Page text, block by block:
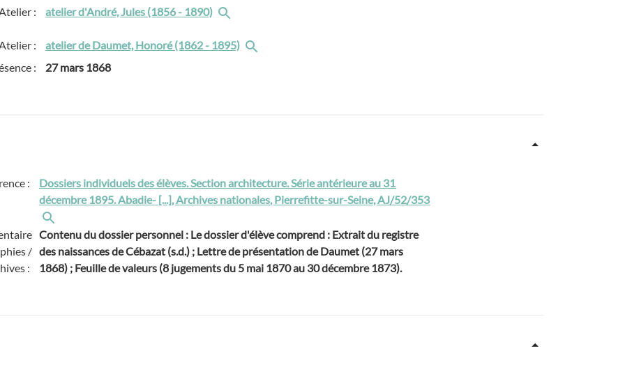
: atelier d'André, Jules (1856 - 1890)
:
atelier de Daumet, Honoré (1862 - 1895)
:
27 mars 1868
:
Dossiers individuels des élèves. Section architecture. Série antérieure au 31
décembre 1895. Abadie- [...], Archives nationales, Pierrefitte-sur-Seine, AJ/52/353
/
:
Contenu du dossier personnel : Le dossier d'élève comprend : Extrait du registre
des naissances de Cébazat (s.d.) ; Lettre de présentation de Daumet (27 mars
1868) ; Feuille de valeurs (8 jugements du 5 mai 1870 au 30 décembre 1873).